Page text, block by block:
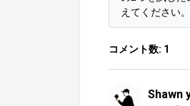
えてください。
コメント数: 1
Shawn